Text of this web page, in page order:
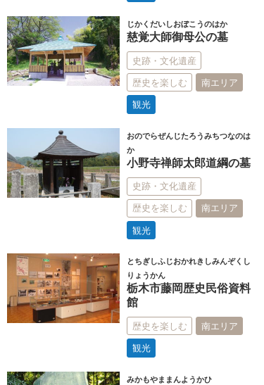
じかくだいしおぼこうのはか
慈覚大師御母公の墓
史跡・文化遺産
歴史を楽しむ 南エリア
観光
おのでらぜんじたろうみちつなのは
か
小野寺禅師太郎道綱の墓
史跡・文化遺産
歴史を楽しむ 南エリア
観光
とちぎしふじおかれきしみんぞくし
りょうかん
栃木市藤岡歴史民俗資料
館
歴史を楽しむ 南エリア
観光
みかもやままんようかひ